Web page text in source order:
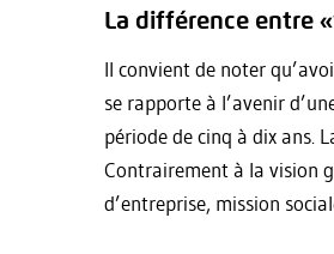
La différence entre
Il convient de noter
se rapporte à l’avenir
période de cinq à dix ans.
Contrairement à la vision
d’entreprise, mission